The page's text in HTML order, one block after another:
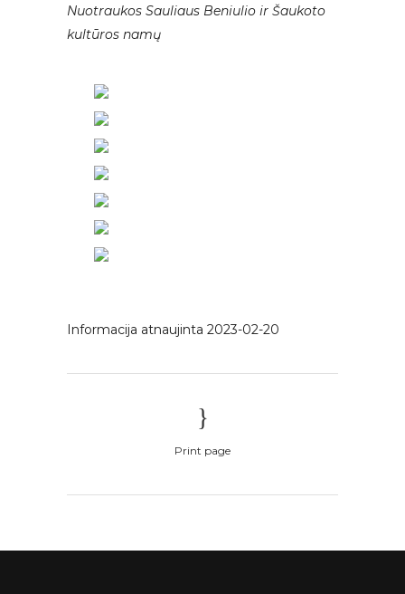
Nuotraukos Sauliaus Beniulio ir Šaukoto
kultūros namų
Informacija atnaujinta 2023-02-20
Print page